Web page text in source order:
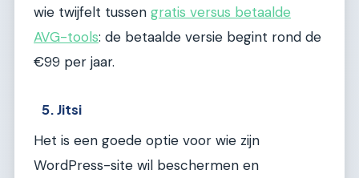
wie twijfelt tussen gratis versus betaalde
AVG-tools: de betaalde versie begint rond de
€99 per jaar.
5. Jitsi
Het is een goede optie voor wie zijn
WordPress-site wil beschermen en